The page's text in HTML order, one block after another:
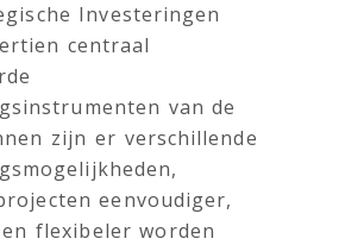
Investeringen
centraal
van de
zijn er verschillende
eenvoudiger,
flexibeler worden